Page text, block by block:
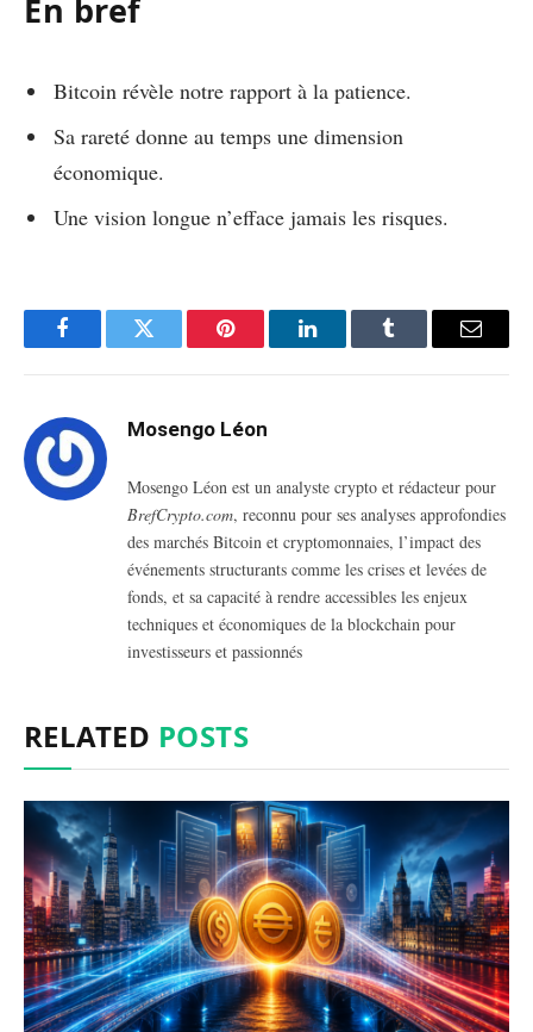
En bref
Bitcoin révèle notre rapport à la patience.
Sa rareté donne au temps une dimension
économique.
Une vision longue n’efface jamais les risques.
FacebookTwitter Pinterest LinkedInTumblr Email
Mosengo Léon
Mosengo Léon est un analyste crypto et rédacteur pour
BrefCrypto.com, reconnu pour ses analyses approfondies
des marchés Bitcoin et cryptomonnaies, l’impact des
événements structurants comme les crises et levées de
fonds, et sa capacité à rendre accessibles les enjeux
techniques et économiques de la blockchain pour
investisseurs et passionnés
RELATED POSTS